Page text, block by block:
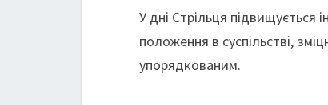
У дні Стрільця підвищується
положення в суспільстві,
упорядкованим.